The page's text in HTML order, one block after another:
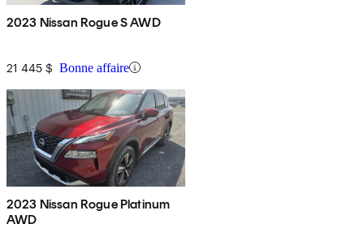
2023 Nissan Rogue S AWD
21 445 $ Bonne affaire
2023 Nissan Rogue Platinum
AWD